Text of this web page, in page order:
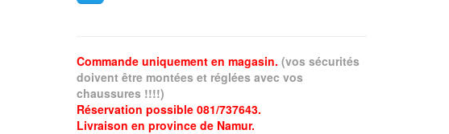
Commande uniquement en magasin. (vos sécurités
doivent être montées et réglées avec vos
chaussures !!!!)
Réservation possible 081/737643.
Livraison en province de Namur.